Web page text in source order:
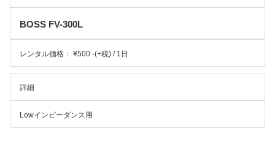
BOSS FV-300L
レンタル価格： ¥500 -(+税) / 1日
詳細
Lowインピーダンス用